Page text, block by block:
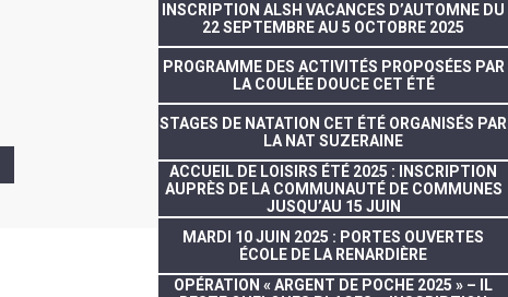
INSCRIPTION ALSH VACANCES D’AUTOMNE DU
22 SEPTEMBRE AU 5 OCTOBRE 2025
PROGRAMME DES ACTIVITÉS PROPOSÉES PAR
LA COULÉE DOUCE CET ÉTÉ
STAGES DE NATATION CET ÉTÉ ORGANISÉS PAR
LA NAT SUZERAINE
ACCUEIL DE LOISIRS ÉTÉ 2025 : INSCRIPTION
AUPRÈS DE LA COMMUNAUTÉ DE COMMUNES
JUSQU’AU 15 JUIN
MARDI 10 JUIN 2025 : PORTES OUVERTES
ÉCOLE DE LA RENARDIÈRE
OPÉRATION « ARGENT DE POCHE 2025 » – IL